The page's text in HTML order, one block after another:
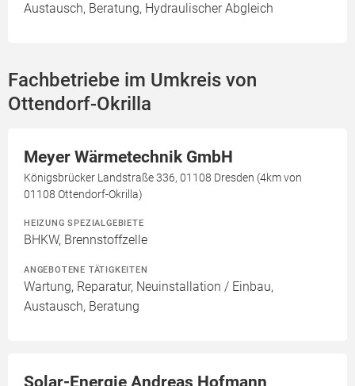
Austausch, Beratung, Hydraulischer Abgleich
Fachbetriebe im Umkreis von
Ottendorf-Okrilla
Meyer Wärmetechnik GmbH
Königsbrücker Landstraße 336, 01108 Dresden (4km von
01108 Ottendorf-Okrilla)
HEIZUNG SPEZIALGEBIETE
BHKW, Brennstoffzelle
ANGEBOTENE TÄTIGKEITEN
Wartung, Reparatur, Neuinstallation / Einbau,
Austausch, Beratung
Solar-Energie Andreas Hofmann